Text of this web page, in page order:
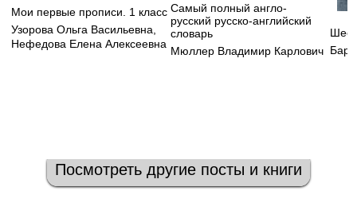
Мои первые прописи. 1 класс
Узорова Ольга Васильевна,
Нефедова Елена Алексеевна
Самый полный англо-
русский русско-английский
словарь
Мюллер Владимир Карлович
Посмотреть другие посты и книги